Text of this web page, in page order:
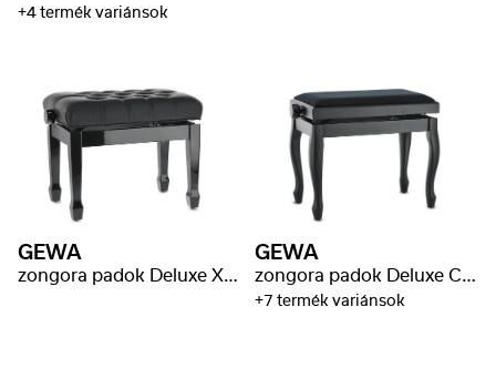
+4 termék variánsok
GEWA
zongora padok Deluxe XL fekete magasfényű
GEWA
zongora padok Deluxe Classic
+7 termék variánsok